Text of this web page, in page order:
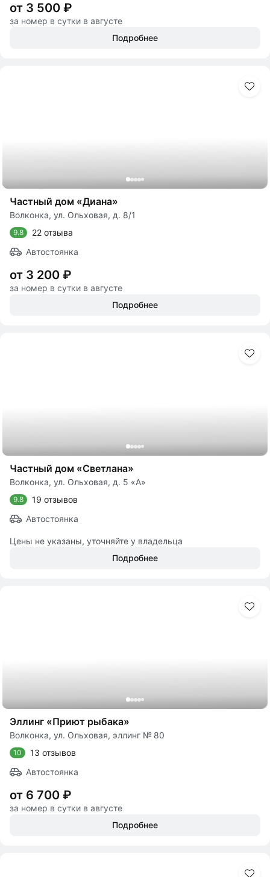
от 3 500 ₽
за номер в сутки в августе
Подробнее
Частный дом «Диана»
Волконка, ул. Ольховая, д. 8/1
9.8
22 отзыва
Автостоянка
от 3 200 ₽
за номер в сутки в августе
Подробнее
Частный дом «Светлана»
Волконка, ул. Ольховая, д. 5 «А»
9.8
19 отзывов
Автостоянка
Цены не указаны, уточняйте у владельца
Подробнее
Эллинг «Приют рыбака»
Волконка, ул. Ольховая, эллинг № 80
10
13 отзывов
Автостоянка
от 6 700 ₽
за номер в сутки в августе
Подробнее